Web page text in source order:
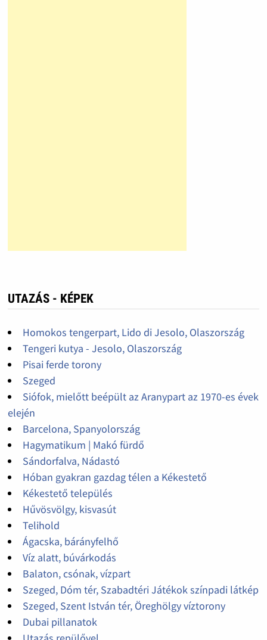
UTAZÁS - KÉPEK
Homokos tengerpart, Lido di Jesolo, Olaszország
Tengeri kutya - Jesolo, Olaszország
Pisai ferde torony
Szeged
Siófok, mielőtt beépült az Aranypart az 1970-es évek
elején
Barcelona, Spanyolország
Hagymatikum | Makó fürdő
Sándorfalva, Nádastó
Hóban gyakran gazdag télen a Kékestető
Kékestető település
Hűvösvölgy, kisvasút
Telihold
Ágacska, bárányfelhő
Víz alatt, búvárkodás
Balaton, csónak, vízpart
Szeged, Dóm tér, Szabadtéri Játékok színpadi látkép
Szeged, Szent István tér, Öreghölgy víztorony
Dubai pillanatok